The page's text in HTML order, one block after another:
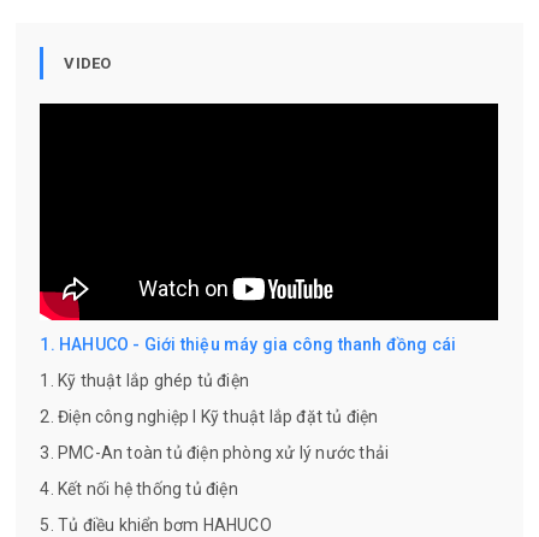
VIDEO
1. HAHUCO - Giới thiệu máy gia công thanh đồng cái
1. Kỹ thuật lắp ghép tủ điện
2. Điện công nghiệp l Kỹ thuật lắp đặt tủ điện
3. PMC-An toàn tủ điện phòng xử lý nước thải
4. Kết nối hệ thống tủ điện
5. Tủ điều khiển bơm HAHUCO